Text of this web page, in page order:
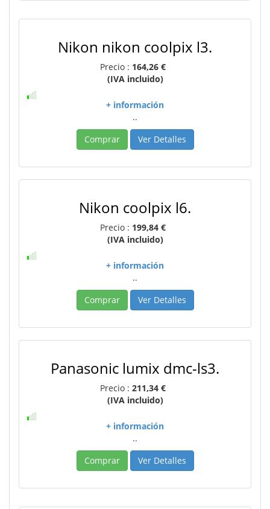
Nikon nikon coolpix l3.
Precio : 164,26 €
(IVA incluido)
+ información
..
Comprar
Ver Detalles
Nikon coolpix l6.
Precio : 199,84 €
(IVA incluido)
+ información
..
Comprar
Ver Detalles
Panasonic lumix dmc-ls3.
Precio : 211,34 €
(IVA incluido)
+ información
..
Comprar
Ver Detalles